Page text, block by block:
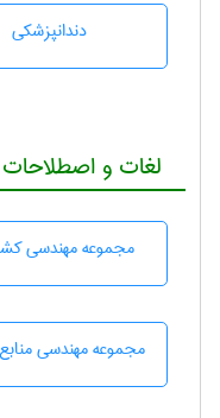
دندانپزشكی
لغات و
مجموعه مهندسی
مجموعه مهندسی